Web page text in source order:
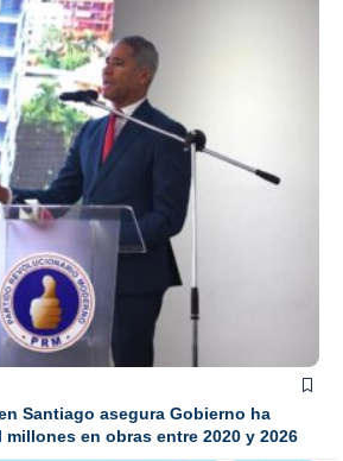
Santiago asegura Gobierno ha
millones en obras entre 2020 y 2026